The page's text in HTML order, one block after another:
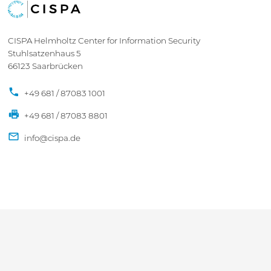
CISPA Helmholtz Center for Information Security
Stuhlsatzenhaus 5
66123 Saarbrücken
+49 681 / 87083 1001
+49 681 / 87083 8801